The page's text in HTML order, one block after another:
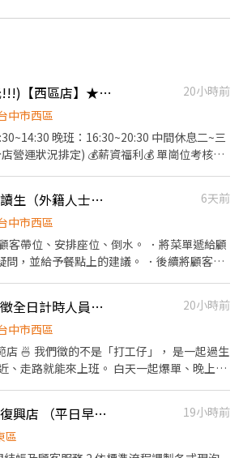
👍 (時薪205-245元!!!)【西區店】★ 兼職內場廚助｜彈性排班｜無經驗可｜復職同仁、寒暑假打工
20小時前
中市西區
晚班：16:30~20:30 中間休息二~三
💰薪資福利💰 單崗位考核通
週六、日或連續假期至少能配合排班一日。
與協調。 4.通過崗位考核時薪調整，共4區
見習期最長為90小時，經主管評估不適任
出餐。 福利制度： 1.上班供餐
崗位加給
👍 誠徵假日外場工讀生（外籍人士也可以）
6天前
中市西區
客帶位、安排座位、倒水。 ．將菜單遞給顧
問，並給予餐點上的建議。 ．後續將顧客點
。 餐飲內場： ．擔任廚師的助手，處理烹飪
其他餐廳相關事務。 ．負責洗、剝、削、
理工作環境、設備和餐具。 ．準備不同餐點
測量食材的容量與重量。 ．負責擺盤、打包
👍 滝禾日式拉麵誠徵全日計時人員（數名）
20小時前
中市西區
是一起過生
會叫你快回家😆 沒經驗沒差， 會有
✨
貓頭鷹茶森林 東區復興店 （平日早班、假日早晚班）兼職
19小時前
區